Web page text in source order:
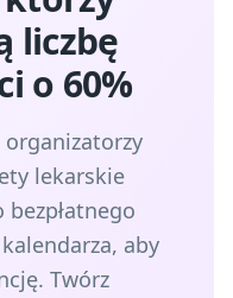
liczbę
o 60%
lekarskie
bezpłatnego
aby
Twórz